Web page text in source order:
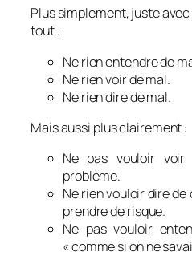
Plus simplement, juste
tout :
Ne rien entendre de
Ne rien voir de mal.
Ne rien dire de mal.
Mais aussi plus clairement :
Ne pas vouloir
problème.
Ne rien vouloir dire de
prendre de risque.
Ne pas vouloir
« comme si on ne